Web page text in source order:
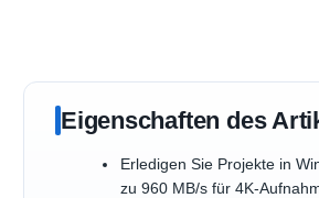
Eigenschaften des
Erledigen Sie Projekte in
zu 960 MB/s für 4K-